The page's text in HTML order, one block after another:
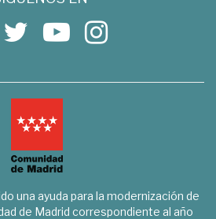
una ayuda para la modernización de
de Madrid correspondiente al año